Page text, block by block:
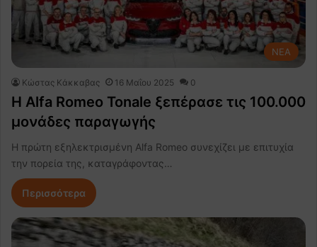
NEA
Κώστας Κάκκαβας 16 Μαΐου 2025 0
H Alfa Romeo Tonale ξεπέρασε τις 100.000
μονάδες παραγωγής
Η πρώτη εξηλεκτρισμένη Alfa Romeo συνεχίζει με επιτυχία
την πορεία της, καταγράφοντας…
Περισσότερα